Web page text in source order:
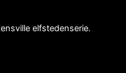
elfstedenserie.